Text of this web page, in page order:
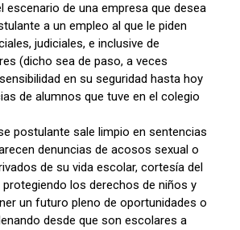
escenario de una empresa que desea
a un empleo al que le piden
judiciales, e inclusive de
(dicho sea de paso, a veces
en su seguridad hasta hoy
de alumnos que tuve en el colegio
postulante sale limpio en sentencias
denuncias de acosos sexual o
de su vida escolar, cortesía del
protegiendo los derechos de niños y
un futuro pleno de oportunidades o
desde que son escolares a